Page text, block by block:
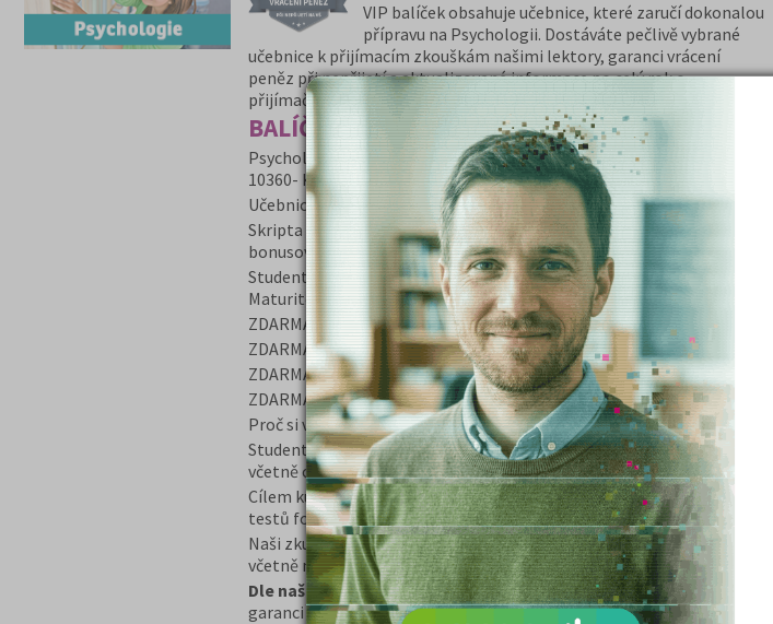
VIP balíček obsahuje učebnice, které zaručí dokonalou
přípravu na Psychologii. Dostáváte pečlivě vybrané
učebnice k přijímacím zkouškám našimi lektory, garanci vrácení
peněz při nepřijetí a aktualizované informace po celý rok o
přijímačkách.
BALÍČEK VIP obsahuje:
Psychologie přípravný kurz + učebnice psychologie (nultý ročník)
10360- Kč
Učebnice Psýché Matrix Realita za bonusovou cenu 60,- Kč
Skripta Testy k přípravě na přijímací zkoušky - Psychologie za
bonusovou cenu 140,- Kč
Student dostane poštou učebnice psychologie, a časopis Kam Po
Maturitě.
ZDARMA poštovné a balné za zaslání knih z balíčku v hodnotě 150 Kč
ZDARMA program Garance v případě nepřijetí na VŠ v hodnotě 500 Kč
ZDARMA videonávod „Jak se dostat na psychologii“
ZDARMA e-book „Dostat na obor psychologie“
Proč si vybrat tento balíček?
Student získává kompletní přípravu na písemnou i ústní část zkoušky,
včetně celkového přehledu.
Cílem kurzu je naučit se zvládnutí náročné zkoušky, jak řešit strategii
testů formou cvičení a návodů k přípravě.
Naši zkušení lektoři věnují maximální pozornost přípravě na výuku
včetně novinek v daném oboru.
Dle našich obchodních podmínek –u nultých ročníků poskytujeme
garanci vrácení peněz v případě nepřijetí na daný obor